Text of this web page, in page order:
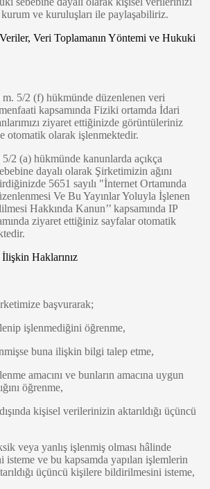
ve kuruluşları ile paylaşabiliriz.
Veri Toplamanın Yöntemi ve Hukuki
m. 5/2 (f) hükmünde düzenlenen veri
kapsamında Fiziki ortamda İdari
ziyaret ettiğinizde görüntüleriniz
otomatik olarak işlenmektedir.
5/2 (a) hükmünde kanunlarda açıkça
dayalı olarak Şirketimizin ağını
5651 sayılı "İnternet Ortamında
Ve Bu Yayınlar Yoluyla İşlenen
Hakkında Kanun’’ kapsamında IP
ziyaret ettiğiniz sayfalar otomatik
Haklarınız
başvurarak;
işlenmediğini öğrenme,
buna ilişkin bilgi talep etme,
amacını ve bunların amacına uygun
öğrenme,
kişisel verilerinizin aktarıldığı üçüncü
veya yanlış işlenmiş olması hâlinde
isteme ve bu kapsamda yapılan işlemlerin
üçüncü kişilere bildirilmesini isteme,